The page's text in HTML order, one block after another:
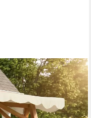
2-Sitzer,
für Garten, Balkon,